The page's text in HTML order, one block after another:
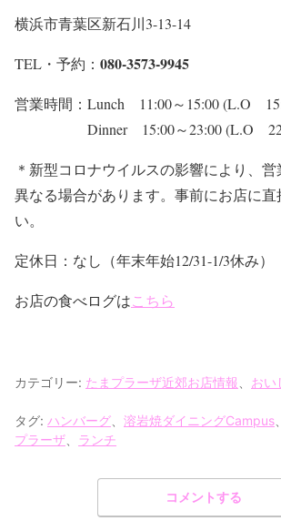
横浜市青葉区新石川3-13-14
TEL・予約： 080-3573-9945
営業時間：Lunch 11:00～15:00 (L.O
Dinner 15:00～23:00 (L.O
＊新型コロナウイルスの影響により、
異なる場合があります。事前にお店に直
い。
定休日：なし（年末年始12/31-1/3休み）
お店の食べログはこちら
カテゴリー: たまプラーザ近郊お店情報 おい
タグ: ハンバーグ 溶岩焼ダイニングCampus
プラーザ
ランチ
コメントする